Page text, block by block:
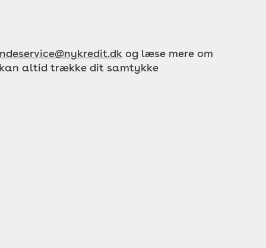
og læse mere om
altid trække dit samtykke